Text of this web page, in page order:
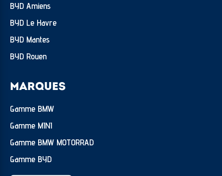
BYD Amiens
BYD Le Havre
BYD Mantes
BYD Rouen
MARQUES
Gamme BMW
Gamme MINI
Gamme BMW MOTORRAD
Gamme BYD